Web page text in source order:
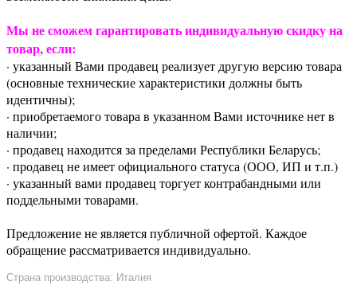
Мы не сможем гарантировать индивидуальную скидку на
товар, если:
· указанный Вами продавец реализует другую версию товара
(основные технические характеристики должны быть
идентичны);
· приобретаемого товара в указанном Вами источнике нет в
наличии;
· продавец находится за пределами Республики Беларусь;
· продавец не имеет официального статуса (ООО, ИП и т.п.)
· указанный вами продавец торгует контрабандными или
поддельными товарами.
Предложение не является публичной офертой. Каждое
обращение рассматривается индивидуально.
Страна производства: Италия